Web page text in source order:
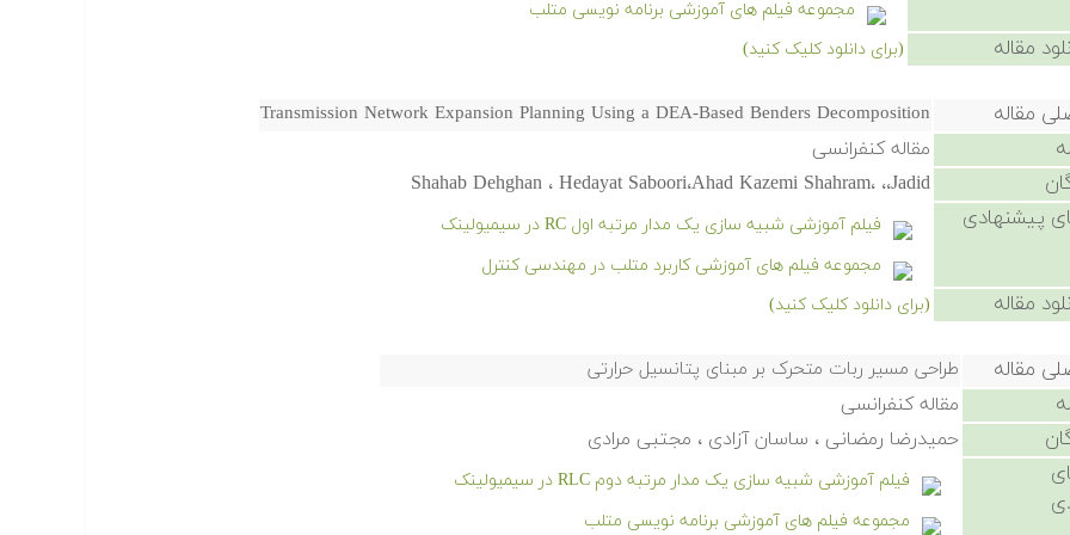
مجموعه فیلم های آموزشی برنامه نویسی متلب
مقاله (برای دانلود کلیک کنید)
مقاله Transmission Network Expansion Planning Using a DEA-Based Benders Decomposition
مقاله کنفرانسی
Shahab Dehghan ، Hedayat Saboori،Ahad Kazemi Shahram، ،،Jadid
پیشنهادی
فیلم آموزشی شبیه سازی یک مدار مرتبه اول RC در سیمیولینک
مجموعه فیلم های آموزشی کاربرد متلب در مهندسی کنترل
مقاله (برای دانلود کلیک کنید)
مقاله طراحی مسیر ربات متحرک بر مبنای پتانسیل حرارتی
مقاله کنفرانسی
حمیدرضا رمضانی ، ساسان آزادی ، مجتبی مرادی
فیلم آموزشی شبیه سازی یک مدار مرتبه دوم RLC در سیمیولینک
مجموعه فیلم های آموزشی برنامه نویسی متلب